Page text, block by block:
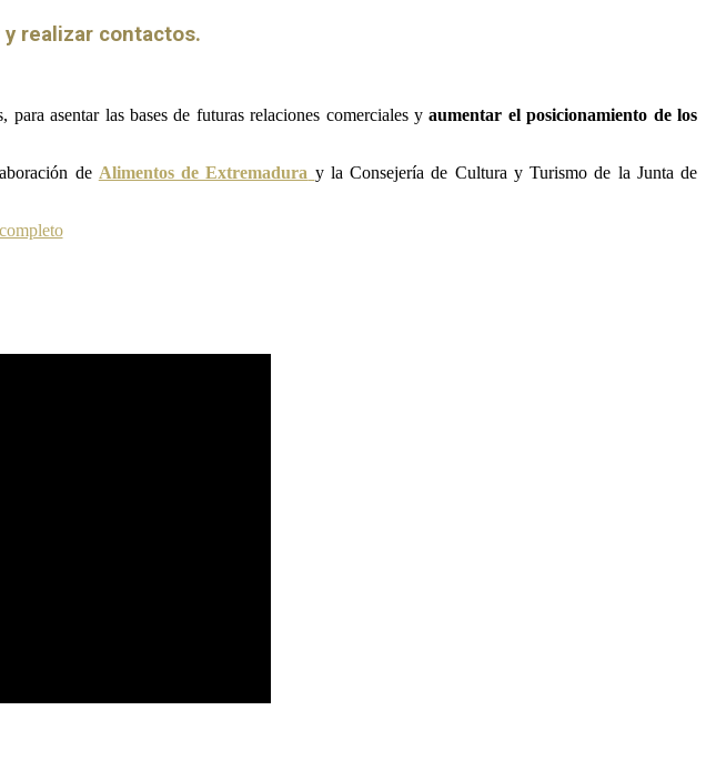
realizar contactos.
para asentar las bases de futuras relaciones comerciales yaumentar el posicionamiento de los
de Alimentos de Extremadura y la Consejería de Cultura y Turismo de la Junta de